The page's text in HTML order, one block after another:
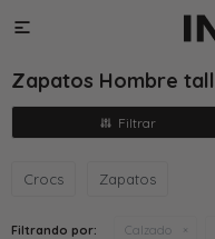

Zapatos Hombre
Crocs Zapatos
Filtrando por: Calzado